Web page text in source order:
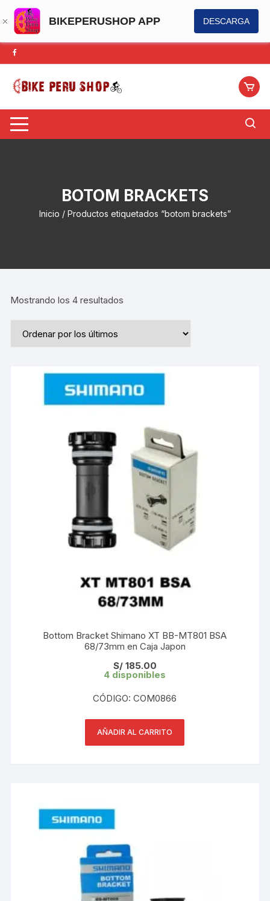
BIKEPERUSHOP APP DESCARGA
Saltar
al
contenido
BOTOM BRACKETS
Inicio / Productos etiquetados “botom brackets”
Mostrando los 4 resultados
Bottom Bracket Shimano XT BB-MT801 BSA
68/73mm en Caja Japon
S/185.00
4 disponibles
CÓDIGO: COM0866
AÑADIR AL CARRITO